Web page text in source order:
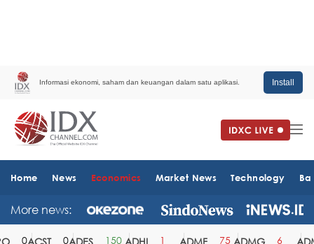
Informasi ekonomi, saham dan keuangan dalam satu aplikasi. Install
Home News Economics Market News Technology
More news:
150
75